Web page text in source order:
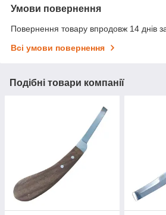
Умови повернення
Повернення товару впродовж 14 днів
Всі умови повернення
Подібні товари компанії